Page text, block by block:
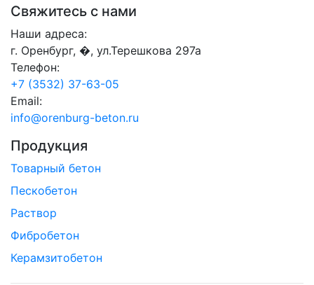
Свяжитесь с нами
Наши адреса:
г. Оренбург, �, ул.Терешкова 297а
Телефон:
+7 (3532) 37-63-05
Email:
info@orenburg-beton.ru
Продукция
Товарный бетон
Пескобетон
Раствор
Фибробетон
Керамзитобетон